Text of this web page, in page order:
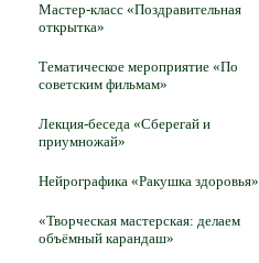
Мастер-класс «Поздравительная
открытка»
Тематическое мероприятие «По
советским фильмам»
Лекция-беседа «Сберегай и
приумножай»
Нейрографика «Ракушка здоровья»
«Творческая мастерская: делаем
объёмный карандаш»